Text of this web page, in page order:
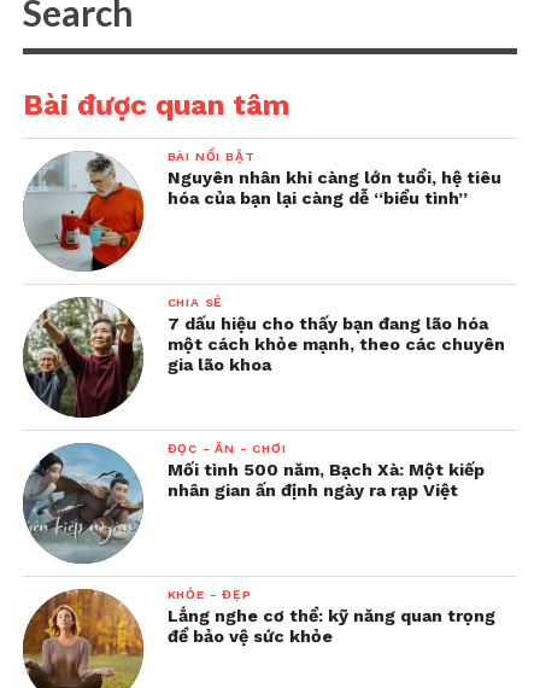
Bài được quan tâm
BÀI NỔI BẬT
Nguyên nhân khi càng lớn tuổi, hệ tiêu
hóa của bạn lại càng dễ “biểu tình”
CHIA SẺ
7 dấu hiệu cho thấy bạn đang lão hóa
một cách khỏe mạnh, theo các chuyên
gia lão khoa
ĐỌC - ĂN - CHƠI
Mối tình 500 năm, Bạch Xà: Một kiếp
nhân gian ấn định ngày ra rạp Việt
KHỎE - ĐẸP
Lắng nghe cơ thể: kỹ năng quan trọng
để bảo vệ sức khỏe